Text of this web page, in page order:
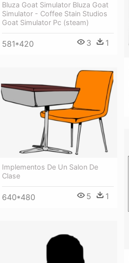
Bluza Goat Simulator Bluza Goat
Simulator - Coffee Stain Studios
Goat Simulator Pc (steam)
581*420 3 1
Implementos De Un Salon De
Clase
640*480 5 1